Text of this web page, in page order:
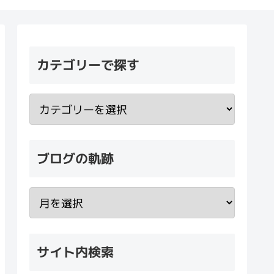
カテゴリーで探す
ブログの軌跡
サイト内検索